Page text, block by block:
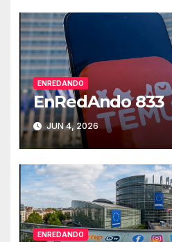
ENREDANDO
EnRedAndo 833
JUN 4, 2026
ENREDANDO